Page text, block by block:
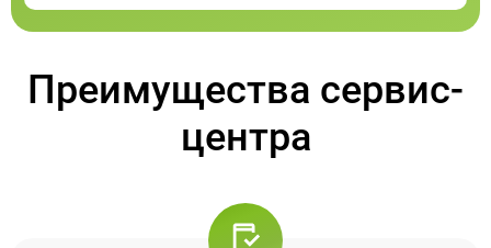
Преимущества сервис-
центра